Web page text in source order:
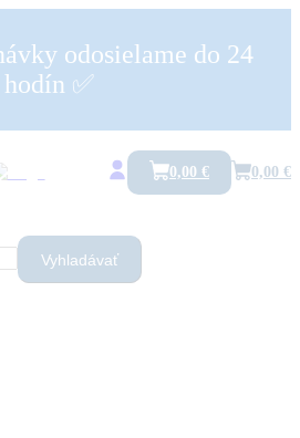
odosielame do 24
hodín ✅
Vyhladávať
0,00 € 0,00 €